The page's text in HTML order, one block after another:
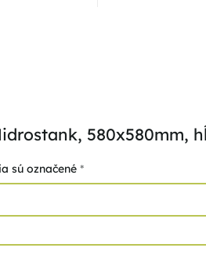
580x580mm,
sú označené *